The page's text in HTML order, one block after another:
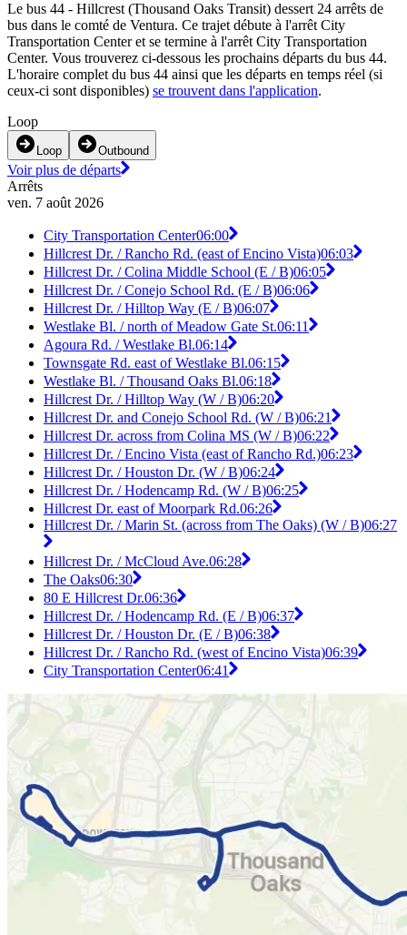
Le bus 44 - Hillcrest (Thousand Oaks Transit) dessert 24 arrêts de
bus dans le comté de Ventura. Ce trajet débute à l'arrêt City
Transportation Center et se termine à l'arrêt City Transportation
Center. Vous trouverez ci-dessous les prochains départs du bus 44.
L'horaire complet du bus 44 ainsi que les départs en temps réel (si
ceux-ci sont disponibles) se trouvent dans l'application.
Loop
Loop Outbound
Voir plus de départs
Arrêts
ven. 7 août 2026
City Transportation Center06:00
Hillcrest Dr. / Rancho Rd. (east of Encino Vista)06:03
Hillcrest Dr. / Colina Middle School (E / B)06:05
Hillcrest Dr. / Conejo School Rd. (E / B)06:06
Hillcrest Dr. / Hilltop Way (E / B)06:07
Westlake Bl. / north of Meadow Gate St.06:11
Agoura Rd. / Westlake Bl.06:14
Townsgate Rd. east of Westlake Bl.06:15
Westlake Bl. / Thousand Oaks Bl.06:18
Hillcrest Dr. / Hilltop Way (W / B)06:20
Hillcrest Dr. and Conejo School Rd. (W / B)06:21
Hillcrest Dr. across from Colina MS (W / B)06:22
Hillcrest Dr. / Encino Vista (east of Rancho Rd.)06:23
Hillcrest Dr. / Houston Dr. (W / B)06:24
Hillcrest Dr. / Hodencamp Rd. (W / B)06:25
Hillcrest Dr. east of Moorpark Rd.06:26
Hillcrest Dr. / Marin St. (across from The Oaks) (W / B)06:27
Hillcrest Dr. / McCloud Ave.06:28
The Oaks06:30
80 E Hillcrest Dr.06:36
Hillcrest Dr. / Hodencamp Rd. (E / B)06:37
Hillcrest Dr. / Houston Dr. (E / B)06:38
Hillcrest Dr. / Rancho Rd. (west of Encino Vista)06:39
City Transportation Center06:41